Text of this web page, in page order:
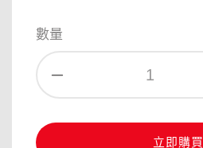
數量
立即購買